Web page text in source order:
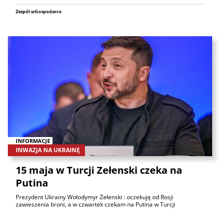
Zespół wGospodarce
INFORMACJE
INWAZJA NA UKRAINĘ
15 maja w Turcji Zełenski czeka na
Putina
Prezydent Ukrainy Wołodymyr Zełenski : oczekuję od Rosji
zawieszenia broni, a w czwartek czekam na Putina w Turcji